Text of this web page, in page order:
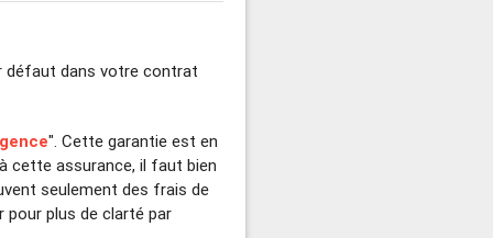
défaut dans votre contrat
". Cette garantie est en
cette assurance, il faut bien
seulement des frais de
pour plus de clarté par